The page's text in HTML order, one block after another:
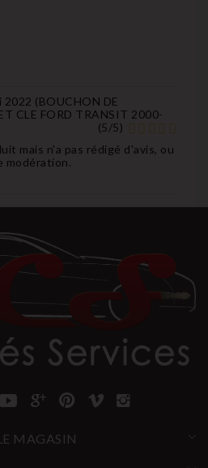
2022 (BOUCHON DE
CLE FORD TRANSIT 2000-
(5/5)
mais n'a pas rédigé d'avis, ou
modération.
MAGASIN